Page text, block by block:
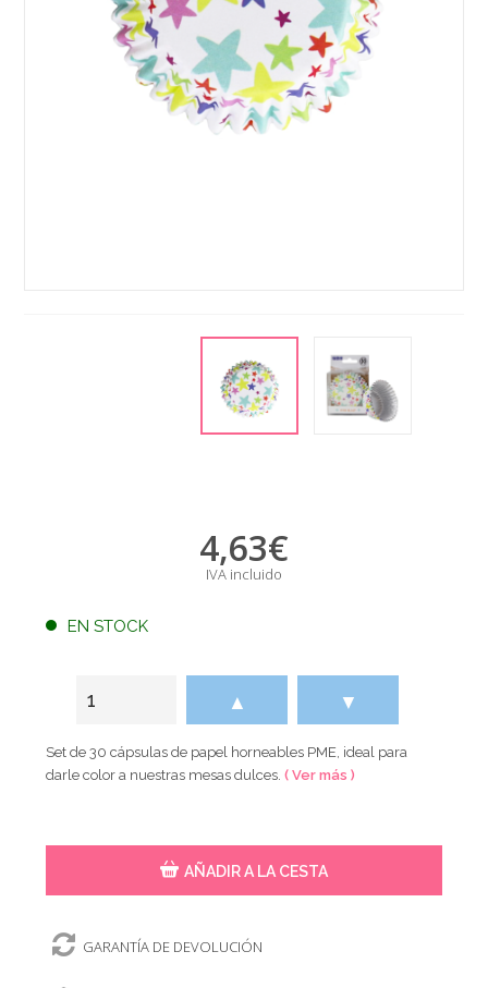
4,63€
IVA incluido
EN STOCK
▲ ▼
Set de 30 cápsulas de papel horneables PME, ideal para
darle color a nuestras mesas dulces.( Ver más )
AÑADIR A LA CESTA
GARANTÍA DE DEVOLUCIÓN